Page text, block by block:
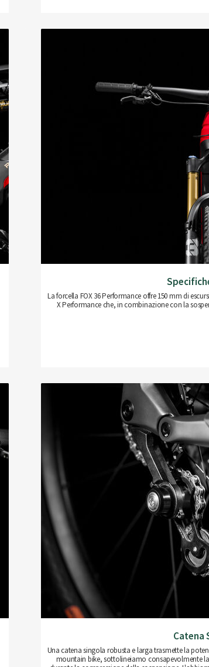
La forcella FOX 36 Performance offre 150 mm di
X Performance che, in combinazione con la
Catena
Una catena singola robusta e larga trasmette la
mountain bike, sottolineiamo consapevolmente